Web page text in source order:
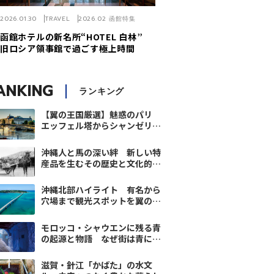
函館ホテルの新名所“HOTEL 白林”
旧ロシア領事館で過ごす極上時間
2026.01.30 TRAVEL 2026.02 函館特集
ランキング
【翼の王国厳選】魅惑のパリ
エッフェル塔からシャンゼリゼ
沖縄人と馬の深い絆 新しい特
産品を生むその歴史と文化的遺
沖縄北部ハイライト 有名から
穴場まで観光スポットを翼の王
モロッコ・シャウエンに残る青
の起源と物語 なぜ街は青に染
滋賀・針江「かばた」の水文